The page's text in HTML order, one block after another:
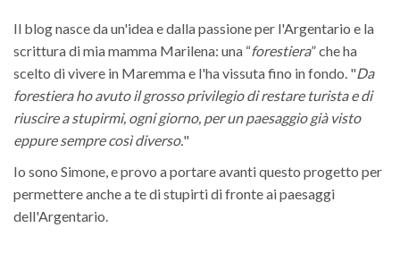
Il blog nasce da un'idea e dalla passione per l'Argentario e la
scrittura di mia mamma Marilena: una “forestiera” che ha
scelto di vivere in Maremma e l'ha vissuta fino in fondo. "Da
forestiera ho avuto il grosso privilegio di restare turista e di
riuscire a stupirmi, ogni giorno, per un paesaggio già visto
eppure sempre così diverso."
Io sono Simone, e provo a portare avanti questo progetto per
permettere anche a te di stupirti di fronte ai paesaggi
dell'Argentario.